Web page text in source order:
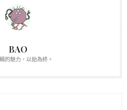
BAO
的魅力，以始為終。